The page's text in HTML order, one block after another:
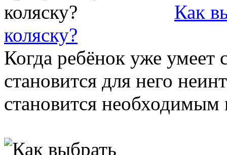
Как
коляску?
Когда ребёнок уже умеет
становится для него
становится необходимым